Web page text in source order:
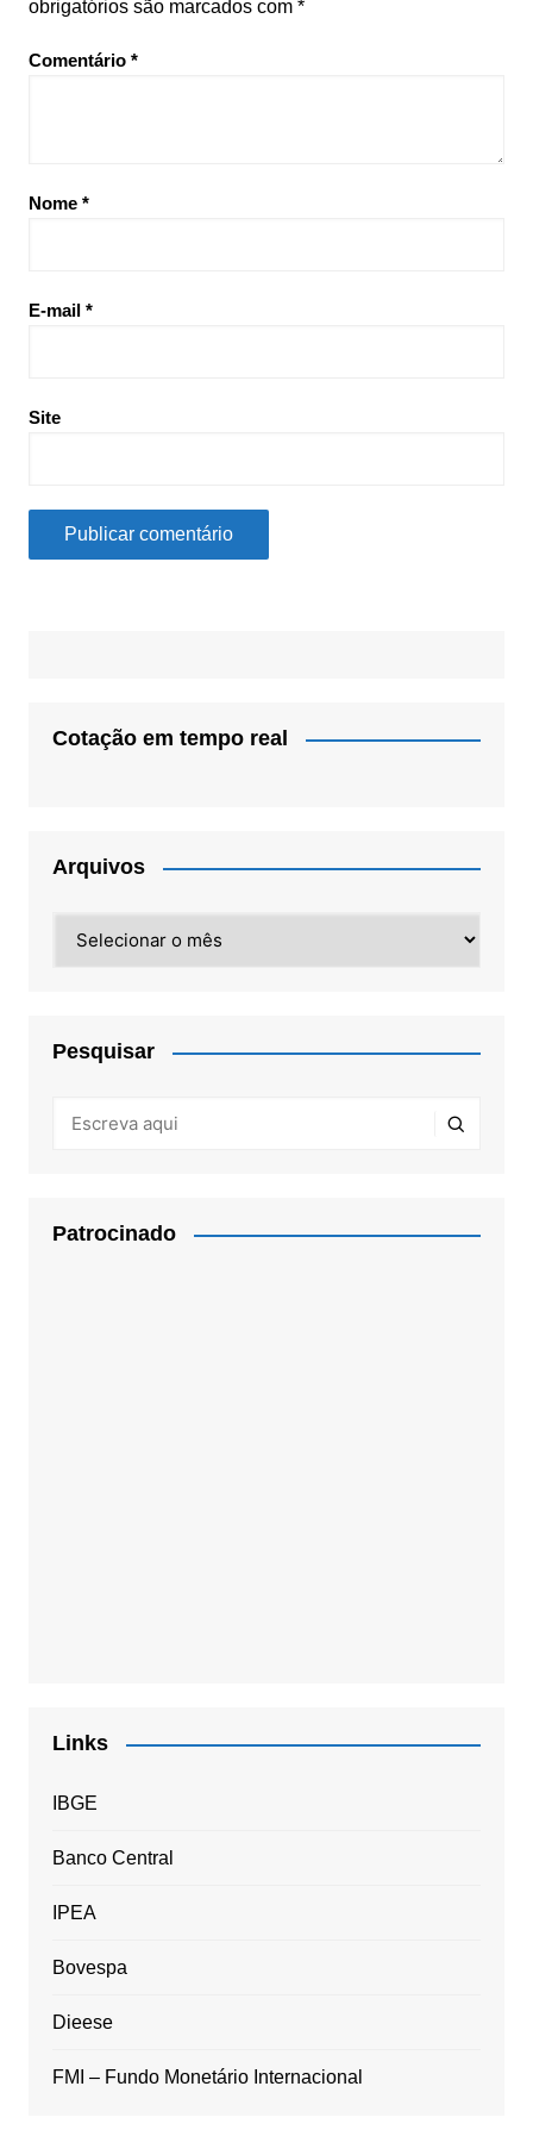
obrigatórios são marcados com *
Comentário *
Nome *
E-mail *
Site
Cotação em tempo real
Arquivos
Pesquisar
Patrocinado
Links
IBGE
Banco Central
IPEA
Bovespa
Dieese
FMI – Fundo Monetário Internacional